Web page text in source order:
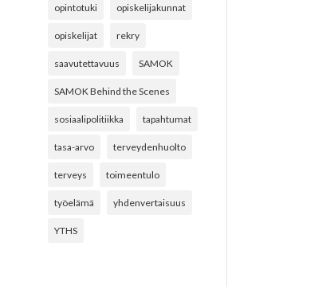
opintotuki opiskelijakunnat
opiskelijat rekry
saavutettavuus SAMOK
SAMOK Behind the Scenes
sosiaalipolitiikka tapahtumat
tasa-arvo terveydenhuolto
terveys toimeentulo
työelämä yhdenvertaisuus
YTHS